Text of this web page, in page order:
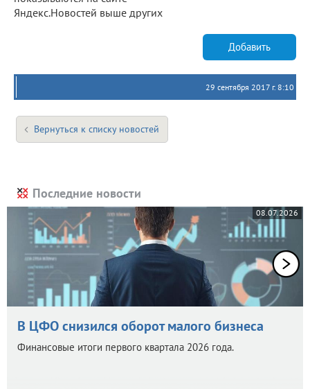
Яндекс.Новостей выше других
Добавить
29 сентября 2017 г. 8:10
Вернуться к списку новостей
Последние новости
08.07.2026
В ЦФО снизился оборот малого бизнеса
Финансовые итоги первого квартала 2026 года.